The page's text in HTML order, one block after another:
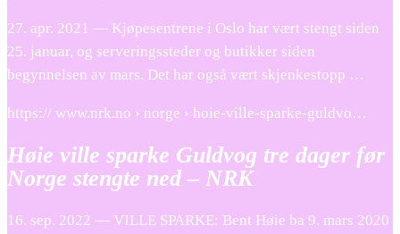
27. apr. 2021 — Kjøpesentrene i Oslo har vært stengt siden
25. januar, og serveringssteder og butikker siden
begynnelsen av mars. Det har også vært skjenkestopp …
https:// www.nrk.no › norge › hoie-ville-sparke-guldvo…
Høie ville sparke Guldvog tre dager før
Norge stengte ned – NRK
16. sep. 2022 — VILLE SPARKE: Bent Høie ba 9. mars 2020